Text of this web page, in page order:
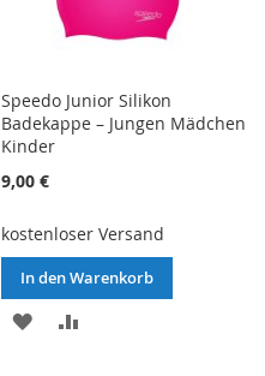
Speedo Junior Silikon
Badekappe – Jungen Mädchen
Kinder
9,00 €
kostenloser Versand
In den Warenkorb
ZUR